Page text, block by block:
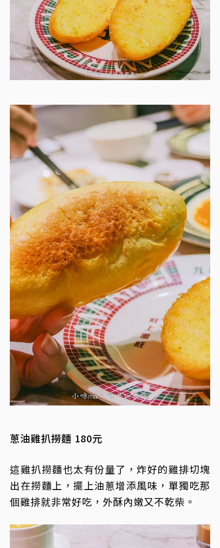
蔥油雞扒撈麵 180元
這雞扒撈麵也太有份量了，炸好的雞排切塊
出在撈麵上，擺上油蔥增添風味，單獨吃那
個雞排就非常好吃，外酥內嫩又不乾柴。